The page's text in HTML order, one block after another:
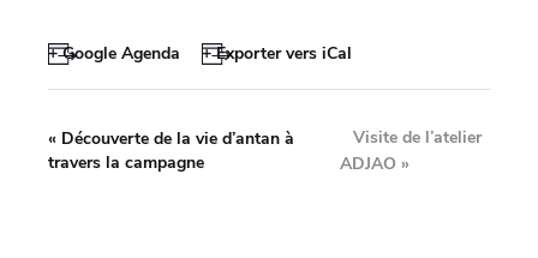
+ Google Agenda + Exporter vers iCal
« Découverte de la vie d’antan à
travers la campagne
Visite de l’atelier
ADJAO»